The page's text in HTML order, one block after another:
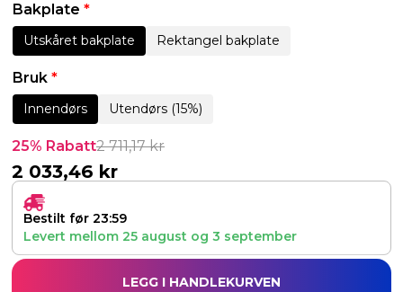
Bakplate *
Utskåret bakplate Rektangel bakplate
Bruk *
Innendørs Utendørs (15%)
25% Rabatt2 711,17kr
2 033,46 kr
Bestilt før 23:59
Levert mellom 25 august og 3 september
LEGG I HANDLEKURVEN